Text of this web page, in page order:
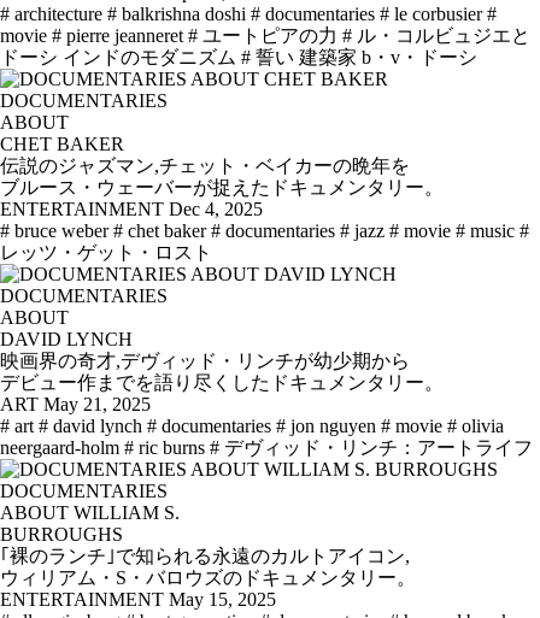
# architecture # balkrishna doshi # documentaries # le corbusier #
movie # pierre jeanneret # ユートピアの力 # ル・コルビュジエと
ドーシ インドのモダニズム # 誓い 建築家 b・v・ドーシ
DOCUMENTARIES
ABOUT
CHET BAKER
伝説のジャズマン,チェット・ベイカーの晩年を
ブルース・ウェーバーが捉えたドキュメンタリー。
ENTERTAINMENT Dec 4, 2025
# bruce weber # chet baker # documentaries # jazz # movie # music #
レッツ・ゲット・ロスト
DOCUMENTARIES
ABOUT
DAVID LYNCH
映画界の奇才,デヴィッド・リンチが幼少期から
デビュー作までを語り尽くしたドキュメンタリー。
ART May 21, 2025
# art # david lynch # documentaries # jon nguyen # movie # olivia
neergaard-holm # ric burns # デヴィッド・リンチ：アートライフ
DOCUMENTARIES
ABOUT WILLIAM S.
BURROUGHS
｢裸のランチ｣で知られる永遠のカルトアイコン,
ウィリアム・S・バロウズのドキュメンタリー。
ENTERTAINMENT May 15, 2025